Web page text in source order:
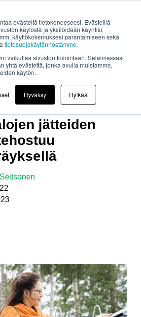
evästeitä tietokoneeseesi. Evästeillä
käytöstä ja yksilöidään käyntisi.
käyttökokemuksesi parantamiseen sekä
tietosuojakäytännöstämme.
vaikuttaa sivuston toimintaan. Selaimessasi
yhtä evästettä, jonka avulla muistamme,
käytön.
Hyväksy Hylkää
MOLOKDOMINO,JÄTEPISTE
,JÄTTEIDEN KERÄYS,
jätteiden